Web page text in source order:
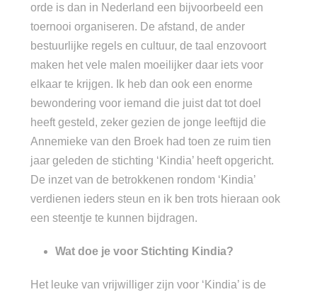
orde is dan in Nederland een bijvoorbeeld een
toernooi organiseren. De afstand, de ander
bestuurlijke regels en cultuur, de taal enzovoort
maken het vele malen moeilijker daar iets voor
elkaar te krijgen. Ik heb dan ook een enorme
bewondering voor iemand die juist dat tot doel
heeft gesteld, zeker gezien de jonge leeftijd die
Annemieke van den Broek had toen ze ruim tien
jaar geleden de stichting ‘Kindia’ heeft opgericht.
De inzet van de betrokkenen rondom ‘Kindia’
verdienen ieders steun en ik ben trots hieraan ook
een steentje te kunnen bijdragen.
Wat doe je voor Stichting Kindia?
Het leuke van vrijwilliger zijn voor ‘Kindia’ is de